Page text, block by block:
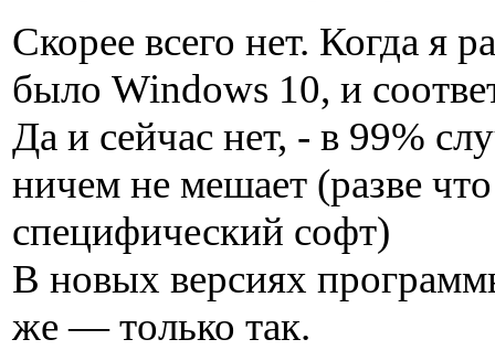
Скорее всего нет. Когда я
было Windows 10, и
Да и сейчас нет, - в 99%
ничем не мешает (разве
специфический софт)
В новых версиях
же — только так.